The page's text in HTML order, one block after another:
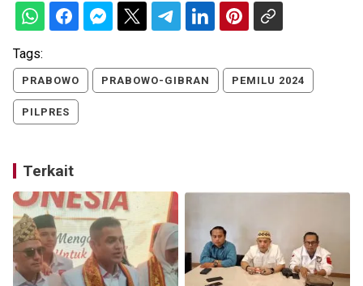
Tags:
PRABOWO PRABOWO-GIBRAN PEMILU 2024
PILPRES
Terkait